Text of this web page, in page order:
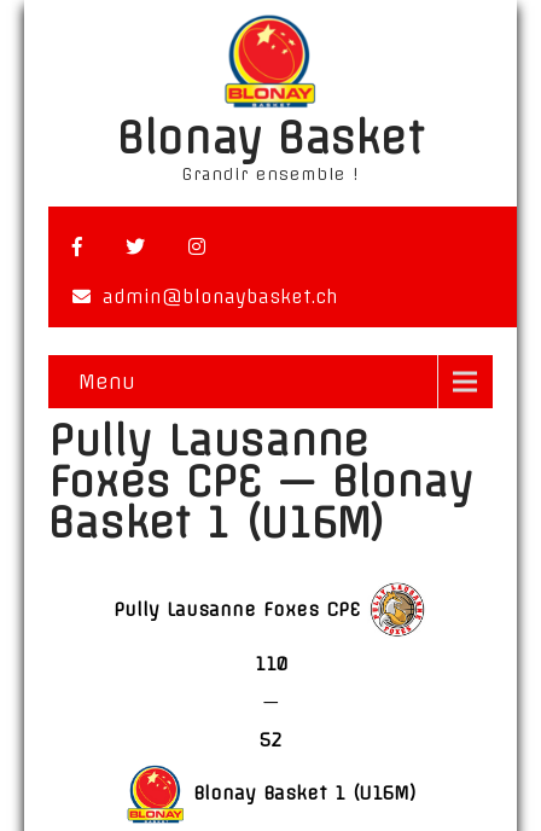
Blonay Basket
Grandir ensemble !
admin@blonaybasket.ch
Menu
Pully Lausanne
Foxes CPE — Blonay
Basket 1 (U16M)
Pully Lausanne Foxes CPE
110
—
52
Blonay Basket 1 (U16M)